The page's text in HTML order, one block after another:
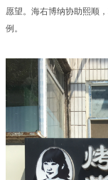
愿望。海右博纳协助熙顺
例。